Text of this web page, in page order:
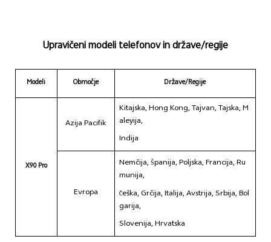
Upravičeni modeli telefonov in države/regije
Modeli Območje Države/Regije
X90 Pro
Azija Pacifik
Kitajska, Hong Kong, Tajvan, Tajska, M
aleyija,
Indija
Evropa
Nemčija, Španija, Poljska, Francija, Ru
munija,
Češka, Grčija, Italija, Avstrija, Srbija, Bol
garija,
Slovenija, Hrvatska